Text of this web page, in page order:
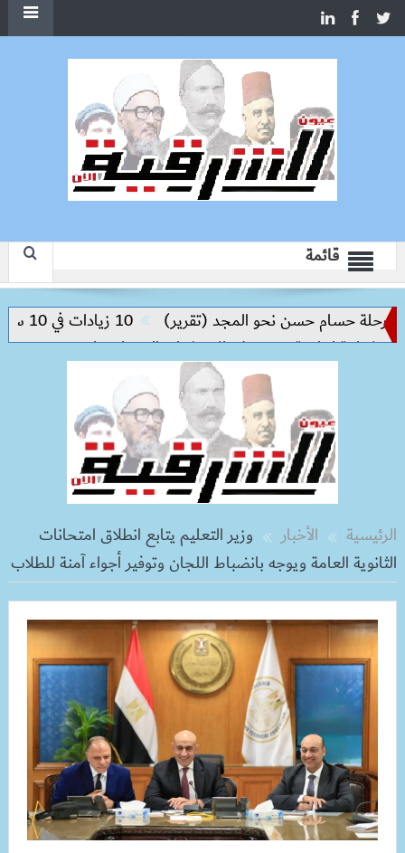
قائمة
حسام حسن نحو المجد (تقرير)
10 زيادات في 10 سنوات.. هل حان الوقت لرفع دعم البنزين نهائيا؟
ترتكز على الاستثمار والتكنولوجيا
الرئيسية الأخبار
وزير التعليم يتابع انطلاق امتحانات
الثانوية العامة ويوجه بانضباط اللجان وتوفير أجواء آمنة للطلاب